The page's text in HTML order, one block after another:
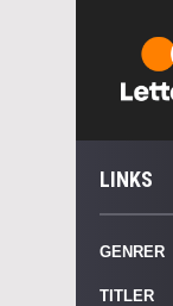
LINKS
GENRER
TITLER